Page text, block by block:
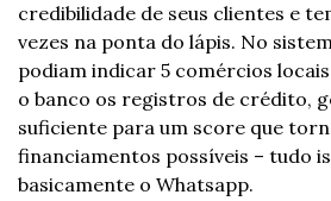
credibilidade de seus clientes e
vezes na ponta do lápis. No
podiam indicar 5 comércios
o banco os registros de crédito,
suficiente para um score que
financiamentos possíveis – tudo
basicamente o Whatsapp.